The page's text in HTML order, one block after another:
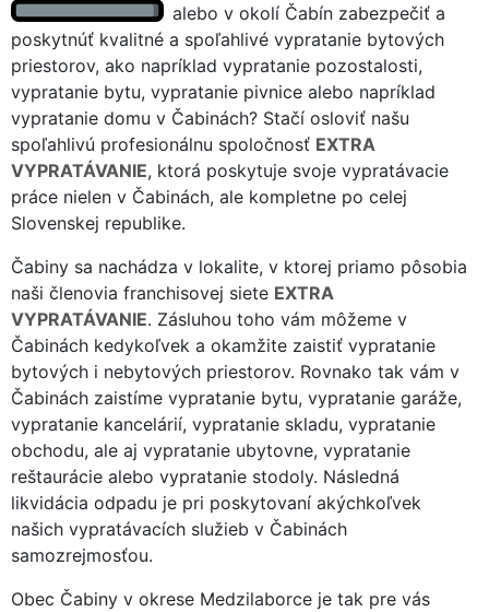
alebo v okolí Čabín zabezpečiť a
poskytnúť kvalitné a spoľahlivé vypratanie bytových
priestorov, ako napríklad vypratanie pozostalosti,
vypratanie bytu, vypratanie pivnice alebo napríklad
vypratanie domu v Čabinách? Stačí osloviť našu
spoľahlivú profesionálnu spoločnosť EXTRA
VYPRATÁVANIE, ktorá poskytuje svoje vypratávacie
práce nielen v Čabinách, ale kompletne po celej
Slovenskej republike.
Čabiny sa nachádza v lokalite, v ktorej priamo pôsobia
naši členovia franchisovej siete EXTRA
VYPRATÁVANIE. Zásluhou toho vám môžeme v
Čabinách kedykoľvek a okamžite zaistiť vypratanie
bytových i nebytových priestorov. Rovnako tak vám v
Čabinách zaistíme vypratanie bytu, vypratanie garáže,
vypratanie kancelárií, vypratanie skladu, vypratanie
obchodu, ale aj vypratanie ubytovne, vypratanie
reštaurácie alebo vypratanie stodoly. Následná
likvidácia odpadu je pri poskytovaní akýchkoľvek
našich vypratávacích služieb v Čabinách
samozrejmosťou.
Obec Čabiny v okrese Medzilaborce je tak pre vás